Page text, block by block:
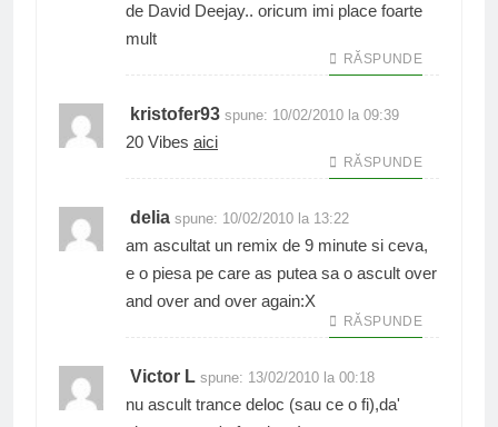
de David Deejay.. oricum imi place foarte
mult
RĂSPUNDE
kristofer93 spune: 10/02/2010 la 09:39
20 Vibes aici
RĂSPUNDE
delia spune: 10/02/2010 la 13:22
am ascultat un remix de 9 minute si ceva,
e o piesa pe care as putea sa o ascult over
and over and over again:X
RĂSPUNDE
Victor L spune: 13/02/2010 la 00:18
nu ascult trance deloc (sau ce o fi),da'